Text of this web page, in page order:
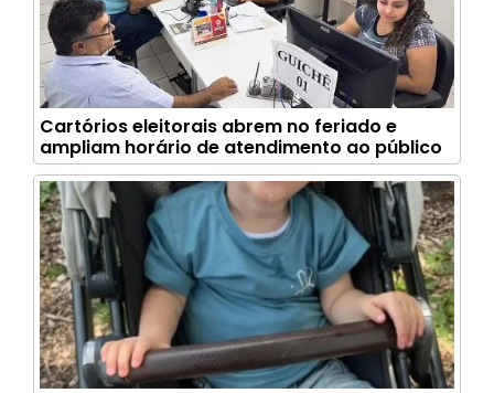
Cartórios eleitorais abrem no feriado e
ampliam horário de atendimento ao público